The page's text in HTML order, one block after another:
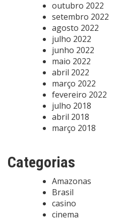
outubro 2022
setembro 2022
agosto 2022
julho 2022
junho 2022
maio 2022
abril 2022
março 2022
fevereiro 2022
julho 2018
abril 2018
março 2018
Categorias
Amazonas
Brasil
casino
cinema